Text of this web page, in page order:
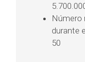
Número
durante
50